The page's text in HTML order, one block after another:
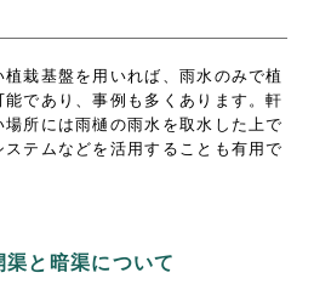
植栽基盤を用いれば、雨水のみで植
であり、事例も多くあります。軒
所には雨樋の雨水を取水した上で
テムなどを活用することも有用で
渠と暗渠について